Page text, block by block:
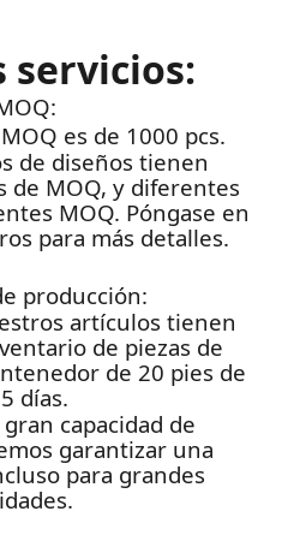
servicios:
es de 1000 pcs.
de diseños tienen
MOQ, y diferentes
MOQ. Póngase en
para más detalles.
producción:
artículos tienen
de piezas de
de 20 pies de
días.
capacidad de
garantizar una
para grandes